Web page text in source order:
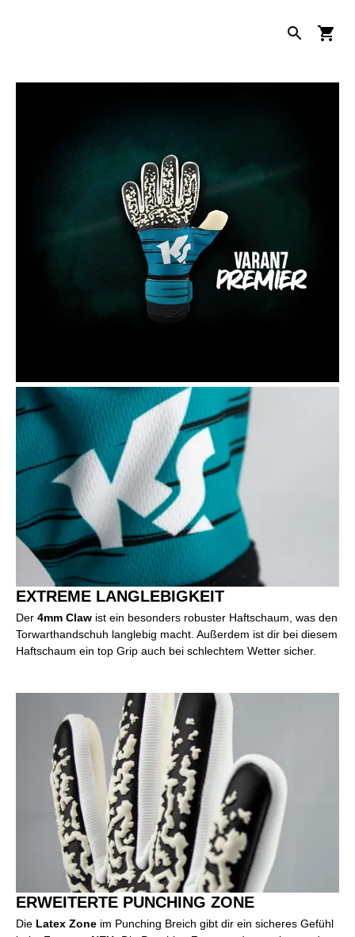
EXTREME LANGLEBIGKEIT
Der 4mm Claw ist ein besonders robuster Haftschaum, was den
Torwarthandschuh langlebig macht. Außerdem ist dir bei diesem
Haftschaum ein top Grip auch bei schlechtem Wetter sicher.
ERWEITERTE PUNCHING ZONE
Die Latex Zone im Punching Breich gibt dir ein sicheres Gefühl